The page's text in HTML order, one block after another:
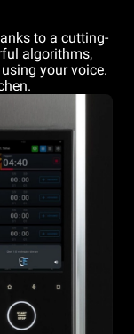
to a cutting-
algorithms,
your voice.